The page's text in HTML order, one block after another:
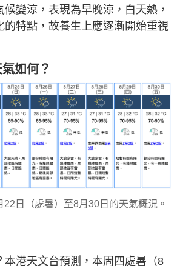
變涼，表現為早晚涼，白天熱，
的特點，故養生上應逐漸開始重視
如何？
22日（處暑）至8月30日的天氣概況。
本港天文台預測，本周四處暑（8